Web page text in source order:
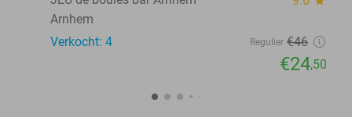
Arnhem
Verkocht: 4
Regulier €46
€24,50